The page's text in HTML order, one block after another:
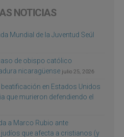
NOTICIAS
Mundial de la Juventud Seúl
de obispo católico
nicaragüense julio 25, 2026
en Estados Unidos
que murieron defendiendo el
a Marco Rubio ante
que afecta a cristianos (y